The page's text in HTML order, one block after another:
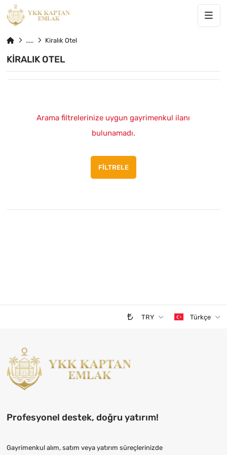
Kiralık Otel
KIRALIK OTEL
Arama filtrelerinize uygun gayrimenkul ilanı
bulunamadı.
FILTRELE
TRY Türkçe
Profesyonel destek, doğru yatırım!
Gayrimenkul alım, satım veya yatırım süreçlerinizde